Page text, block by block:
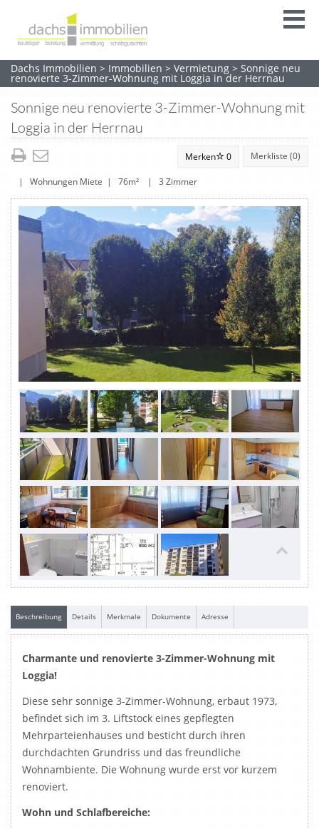
Dachs Immobilien > Immobilien > Vermietung > Sonnige neu
renovierte 3-Zimmer-Wohnung mit Loggia in der Herrnau
Sonnige neu renovierte 3-Zimmer-Wohnung mit
Loggia in der Herrnau
Merkliste (0)
Merken 0
| Wohnungen Miete | 76m² | 3 Zimmer
Beschreibung Details Merkmale Dokumente Adresse
Charmante und renovierte 3-Zimmer-Wohnung mit
Loggia!
Diese sehr sonnige 3-Zimmer-Wohnung, erbaut 1973,
befindet sich im 3. Liftstock eines gepflegten
Mehrparteienhauses und besticht durch ihren
durchdachten Grundriss und das freundliche
Wohnambiente. Die Wohnung wurde erst vor kurzem
renoviert.
Wohn und Schlafbereiche: